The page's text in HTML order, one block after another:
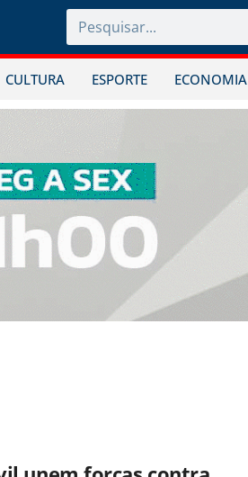
CULTURA ESPORTE ECONOMIA